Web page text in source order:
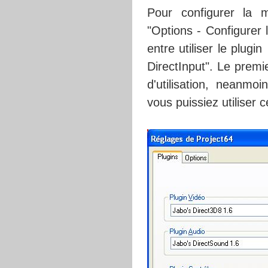
Pour configurer la
"Options - Configurer
entre utiliser le
DirectInput". Le
d'utilisation,
vous puissiez utiliser